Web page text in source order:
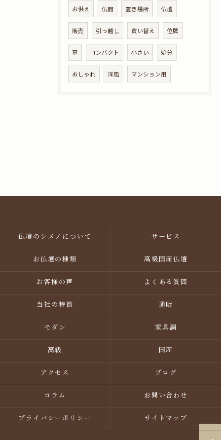
お供え 仏間 置き場所 仏壇
販売 引っ越し 買い替え 位牌
墓 コンパクト 小さい 処分
おしゃれ 洋風 マンション用
仏壇のシメノについて サービス
お仏壇の種類 高級国産仏壇
お客様の声 よくある質問
当社の特徴 通販
モダン 家具調
高級 国産
アクセス ブログ
コラム お問い合わせ
プライバシーポリシー サイトマップ